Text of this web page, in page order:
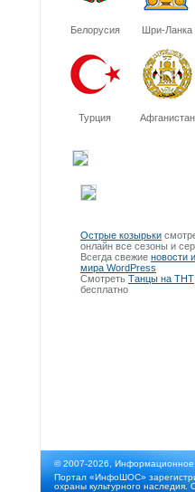
Белорусия Шри-Ланка
Турция Афганистан
Острые козырьки
онлайн все сезоны и
Всегда свежие новости
мира WordPress
Смотреть Танцы на ТНТ
бесплатно
© 2007-2026, Информационное
Портал «ИнфоШОС»
охраны культурного